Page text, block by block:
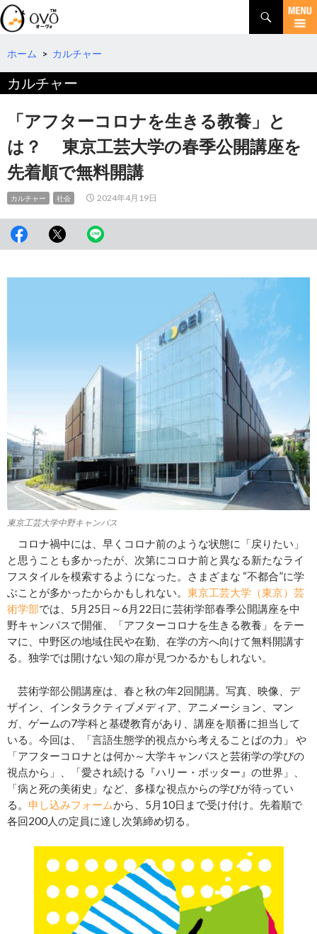
検
索
コ
テ
ツ
へ
ホーム > カルチャー
カルチャー
「アフターコロナを生きる教養」と
は？ 東京工芸大学の春季公開講座を
先着順で無料開講
カルチャー 社会 2024年4月19日
東京工芸大学中野キャンパス
コロナ禍中には、早くコロナ前のような状態に「戻りたい」
と思うことも多かったが、次第にコロナ前と異なる新たなライ
フスタイルを模索するようになった。さまざまな “不都合”に学
ぶことが多かったからかもしれない。 東京工芸大学（東京）芸
術学部では、5月25日～6月22日に芸術学部春季公開講座を中
野キャンパスで開催、「アフターコロナを生きる教養」をテー
マに、中野区の地域住民や在勤、在学の方へ向けて無料開講す
る。独学では開けない知の扉が見つかるかもしれない。
芸術学部公開講座は、春と秋の年2回開講。写真、映像、デ
ザイン、インタラクティブメディア、アニメーション、マン
ガ、ゲームの7学科と基礎教育があり、講座を順番に担当して
いる。今回は、「言語生態学的視点から考えることばの力」 や
「アフターコロナとは何か～大学キャンパスと芸術学の学びの
視点から」、「愛され続ける『ハリー・ポッター』の世界」、
「病と死の美術史」など、多様な視点からの学びが待ってい
る。 申し込みフォームから、5月10日まで受け付け。先着順で
各回200人の定員に達し次第締め切る。